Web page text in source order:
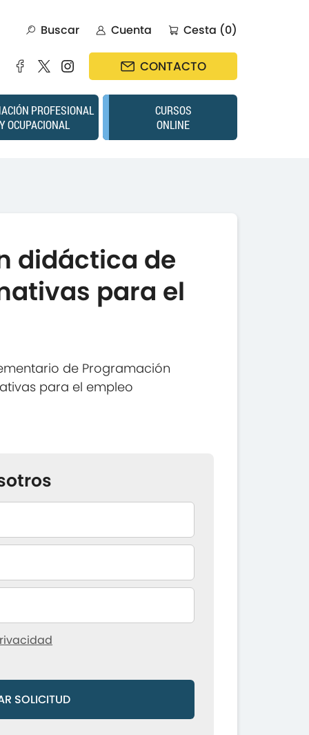
Buscar Cuenta Cesta (0)
CONTACTO
PROFESIONAL
Y OCUPACIONAL
CURSOS
ONLINE
didáctica de
para el
de Programación
para el empleo
SOLICITUD